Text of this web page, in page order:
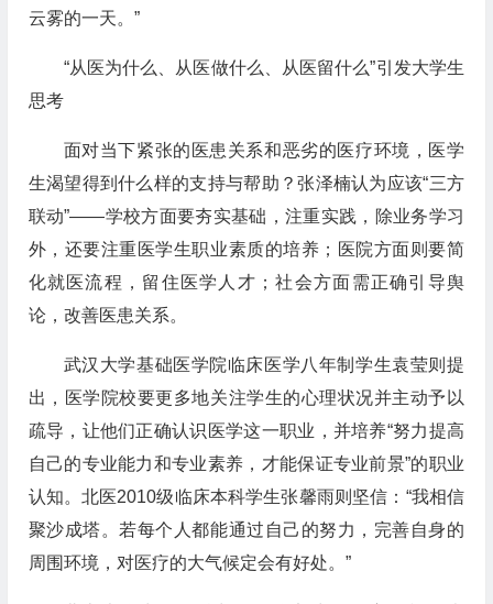
云雾的一天。”
“从医为什么、从医做什么、从医留什么”引发大学生
思考
面对当下紧张的医患关系和恶劣的医疗环境，医学
生渴望得到什么样的支持与帮助？张泽楠认为应该“三方
联动”——学校方面要夯实基础，注重实践，除业务学习
外，还要注重医学生职业素质的培养；医院方面则要简
化就医流程，留住医学人才；社会方面需正确引导舆
论，改善医患关系。
武汉大学基础医学院临床医学八年制学生袁莹则提
出，医学院校要更多地关注学生的心理状况并主动予以
疏导，让他们正确认识医学这一职业，并培养“努力提高
自己的专业能力和专业素养，才能保证专业前景”的职业
认知。北医2010级临床本科学生张馨雨则坚信：“我相信
聚沙成塔。若每个人都能通过自己的努力，完善自身的
周围环境，对医疗的大气候定会有好处。”